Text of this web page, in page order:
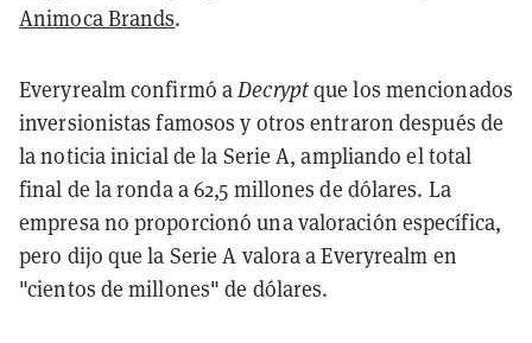
Animoca Brands.
Everyrealm confirmó aDecryptque los mencionados
inversionistas famosos y otros entraron después de
la noticia inicial de la Serie A, ampliando el total
final de la ronda a 62,5 millones de dólares. La
empresa no proporcionó una valoración específica,
pero dijo que la Serie A valora a Everyrealm en
"cientos de millones" de dólares.